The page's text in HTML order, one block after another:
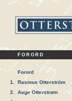
FORORD
Forord
1.
Rasmus Otterström
2.
Aage Otterstrøm